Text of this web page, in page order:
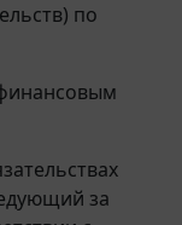
по
за